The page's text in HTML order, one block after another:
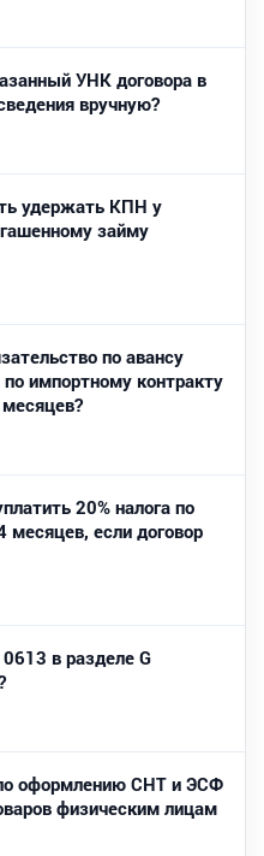
УНК договора в
вручную?
удержать КПН у
займу
по авансу
импортному контракту
20% налога по
месяцев, если договор
в разделе G
оформлению СНТ и ЭСФ
физическим лицам